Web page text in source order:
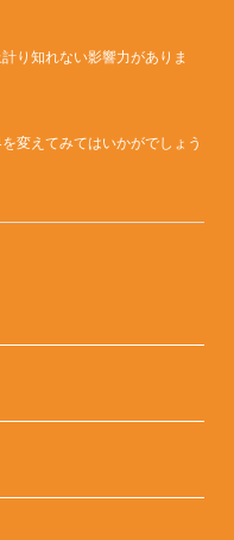
り知れない影響力がありま
変えてみてはいかがでしょう